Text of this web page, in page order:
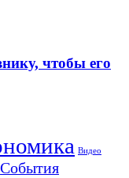
чтобы его
Видео
События